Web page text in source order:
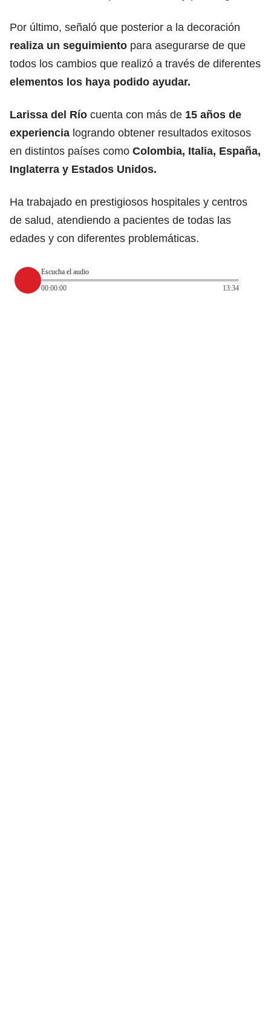
Por último, señaló que posterior a la decoración
realiza un seguimiento para asegurarse de que
todos los cambios que realizó a través de diferentes
elementos los haya podido ayudar.
Larissa del Río cuenta con más de 15 años de
experiencia logrando obtener resultados exitosos
en distintos países como Colombia, Italia, España,
Inglaterra y Estados Unidos.
Ha trabajado en prestigiosos hospitales y centros
de salud, atendiendo a pacientes de todas las
edades y con diferentes problemáticas.
Escucha el audio
00:00:00
13:34